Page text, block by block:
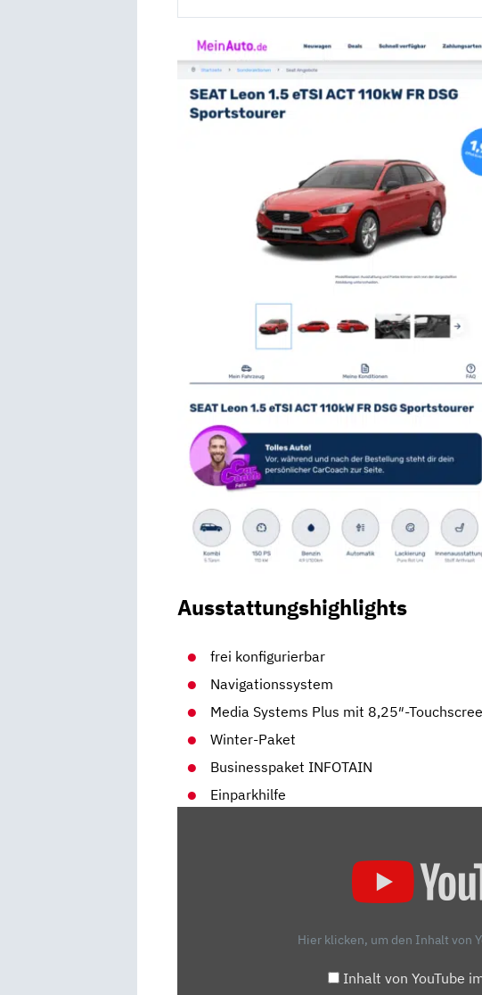
Ausstattungshighlights
frei konfigurierbar
Navigationssystem
Media Systems Plus mit 8,25″-
Winter-Paket
Businesspaket INFOTAIN
Einparkhilfe
Hier klicken, um den Inhalt von
Inhalt von YouTube